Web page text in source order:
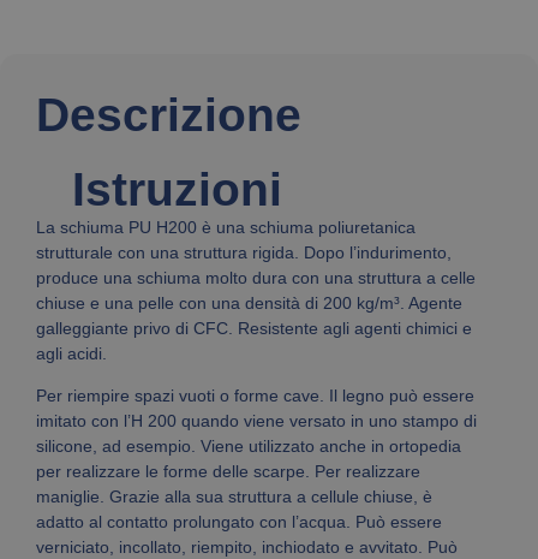
Descrizione
Istruzioni
La schiuma PU H200 è una schiuma poliuretanica
strutturale con una struttura rigida. Dopo l’indurimento,
produce una schiuma molto dura con una struttura a celle
chiuse e una pelle con una densità di 200 kg/m³. Agente
galleggiante privo di CFC. Resistente agli agenti chimici e
agli acidi.
Per riempire spazi vuoti o forme cave. Il legno può essere
imitato con l’H 200 quando viene versato in uno stampo di
silicone, ad esempio. Viene utilizzato anche in ortopedia
per realizzare le forme delle scarpe. Per realizzare
maniglie. Grazie alla sua struttura a cellule chiuse, è
adatto al contatto prolungato con l’acqua. Può essere
verniciato, incollato, riempito, inchiodato e avvitato. Può